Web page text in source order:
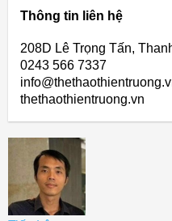
Thông tin liên hệ
208D Lê Trọng Tấn,
0243 566 7337
thethaothientruong.vn